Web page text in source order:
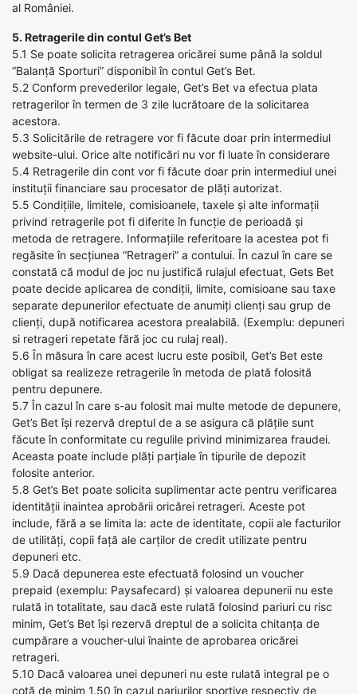
al României.
5. Retragerile din contul Get’s Bet
5.1 Se poate solicita retragerea oricărei sume până la soldul
“Balanță Sporturi” disponibil în contul Get’s Bet.
5.2 Conform prevederilor legale, Get’s Bet va efectua plata
retragerilor în termen de 3 zile lucrătoare de la solicitarea
acestora.
5.3 Solicitările de retragere vor fi făcute doar prin intermediul
website-ului. Orice alte notificări nu vor fi luate în considerare
5.4 Retragerile din cont vor fi făcute doar prin intermediul unei
instituții financiare sau procesator de plăți autorizat.
5.5 Condițiile, limitele, comisioanele, taxele și alte informații
privind retragerile pot fi diferite în funcție de perioadă și
metoda de retragere. Informațiile referitoare la acestea pot fi
regăsite în secțiunea “Retrageri” a contului. În cazul în care se
constată că modul de joc nu justifică rulajul efectuat, Gets Bet
poate decide aplicarea de condiții, limite, comisioane sau taxe
separate depunerilor efectuate de anumiți clienți sau grup de
clienți, după notificarea acestora prealabilă. (Exemplu: depuneri
si retrageri repetate fără joc cu rulaj real).
5.6 În măsura în care acest lucru este posibil, Get’s Bet este
obligat sa realizeze retragerile în metoda de plată folosită
pentru depunere.
5.7 În cazul în care s-au folosit mai multe metode de depunere,
Get’s Bet își rezervă dreptul de a se asigura că plățile sunt
făcute în conformitate cu regulile privind minimizarea fraudei.
Aceasta poate include plăți parțiale în tipurile de depozit
folosite anterior.
5.8 Get’s Bet poate solicita suplimentar acte pentru verificarea
identității inaintea aprobării oricărei retrageri. Aceste pot
include, fără a se limita la: acte de identitate, copii ale facturilor
de utilități, copii față ale carților de credit utilizate pentru
depuneri etc.
5.9 Dacă depunerea este efectuată folosind un voucher
prepaid (exemplu: Paysafecard) și valoarea depunerii nu este
rulată in totalitate, sau dacă este rulată folosind pariuri cu risc
minim, Get’s Bet își rezervă dreptul de a solicita chitanța de
cumpărare a voucher-ului înainte de aprobarea oricărei
retrageri.
5.10 Dacă valoarea unei depuneri nu este rulată integral pe o
cotă de minim 1.50 în cazul pariurilor sportive respectiv de